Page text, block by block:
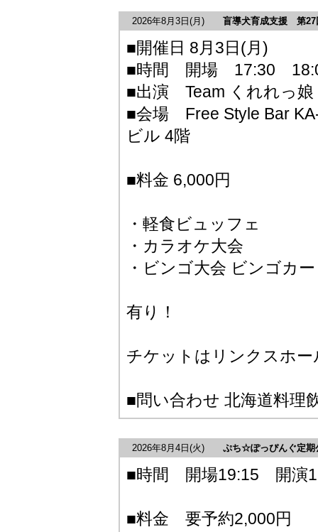
2026年8月3日 (月) 盲導犬育成支援 第27
■開催日 8月3日(月)
■時間 開場 17:30
■出演 Team くれれっ娘
■会場 Free Style Bar
ビル 4階
■料金 6,000円
・軽食ビュッフェ
・カラオケ大会
・ビンゴ大会 ビンゴカ
有り！
チケットはリンクスホー
■問い合わせ 北海道料理
2026年8月4日 (火) ぷち☆ぽっぴんぐ定期
■時間 開場19:15 開演
■料金 要予約2,000円